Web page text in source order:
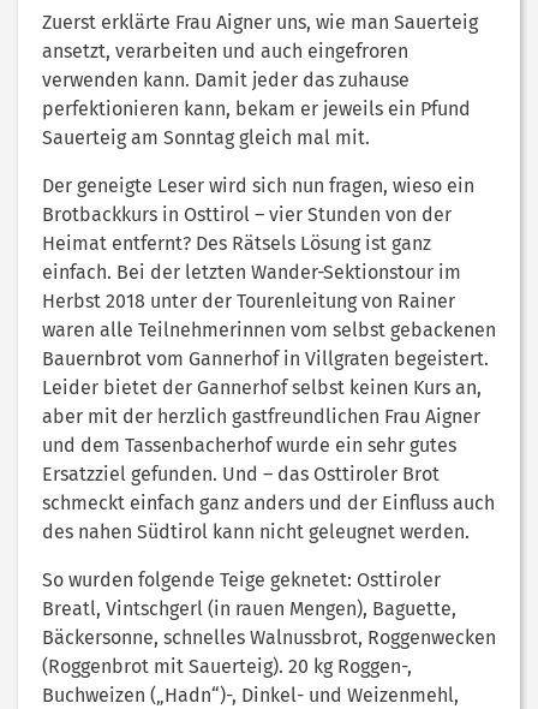
Zuerst erklärte Frau Aigner uns, wie man Sauerteig
ansetzt, verarbeiten und auch eingefroren
verwenden kann. Damit jeder das zuhause
perfektionieren kann, bekam er jeweils ein Pfund
Sauerteig am Sonntag gleich mal mit.
Der geneigte Leser wird sich nun fragen, wieso ein
Brotbackkurs in Osttirol – vier Stunden von der
Heimat entfernt? Des Rätsels Lösung ist ganz
einfach. Bei der letzten Wander-Sektionstour im
Herbst 2018 unter der Tourenleitung von Rainer
waren alle Teilnehmerinnen vom selbst gebackenen
Bauernbrot vom Gannerhof in Villgraten begeistert.
Leider bietet der Gannerhof selbst keinen Kurs an,
aber mit der herzlich gastfreundlichen Frau Aigner
und dem Tassenbacherhof wurde ein sehr gutes
Ersatzziel gefunden. Und – das Osttiroler Brot
schmeckt einfach ganz anders und der Einfluss auch
des nahen Südtirol kann nicht geleugnet werden.
So wurden folgende Teige geknetet: Osttiroler
Breatl, Vintschgerl (in rauen Mengen), Baguette,
Bäckersonne, schnelles Walnussbrot, Roggenwecken
(Roggenbrot mit Sauerteig). 20 kg Roggen-,
Buchweizen („Hadn“)-, Dinkel- und Weizenmehl,